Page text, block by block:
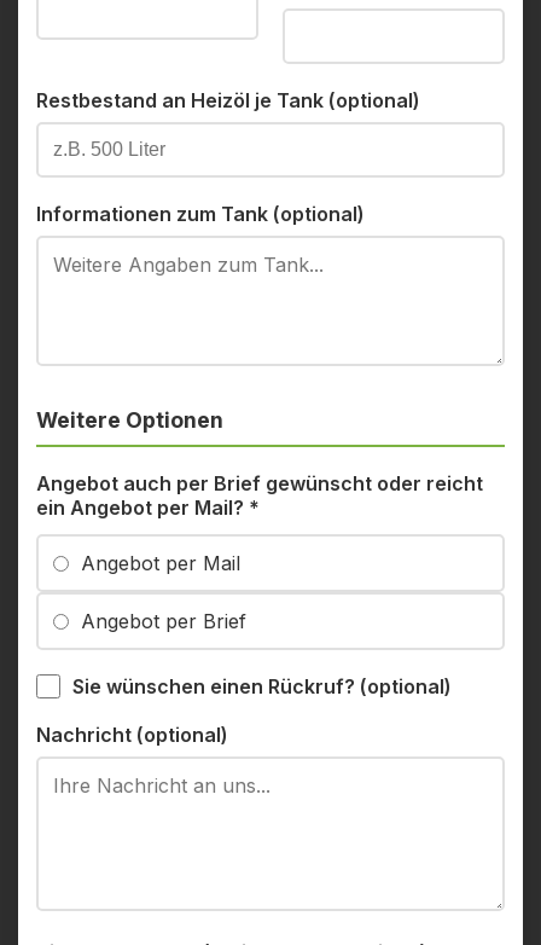
Restbestand an Heizöl je Tank (optional)
Informationen zum Tank (optional)
Weitere Optionen
Angebot auch per Brief gewünscht oder reicht
ein Angebot per Mail? *
Angebot per Mail
Angebot per Brief
Sie wünschen einen Rückruf? (optional)
Nachricht (optional)